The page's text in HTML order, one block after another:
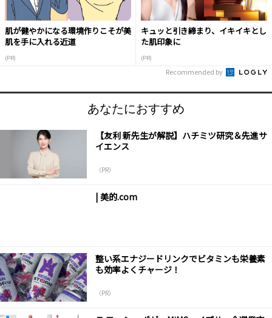
肌が健やかになる環境作りこそが美
肌を手に入れる近道
(PR)
キュッと引き締まり、イキイキとし
た肌印象に
(PR)
Recommended by
あなたにおすすめ
【友利 新先生が解説】ハチミツ研究＆先進サ
イエンス
（PR）
| 美的.com
整い系エナジードリンクでビタミンも栄養素
も効率よくチャージ！
（PR）